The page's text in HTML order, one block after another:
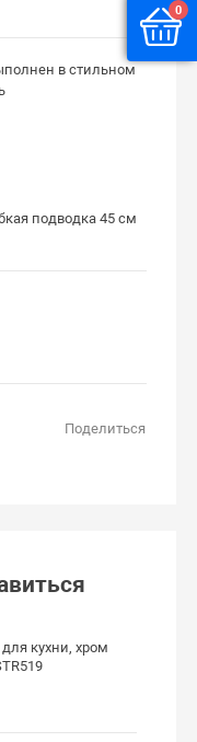
в стильном
подводка 45 см
Поделиться
кухни, хром
0